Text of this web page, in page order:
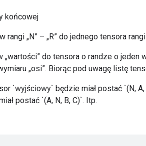
końcowej
„N” – „R” do jednego tensora rangi
„wartości” do tensora o randze o jeden
„osi”. Biorąc pod uwagę listę
`wyjściowy` będzie miał postać `(N,
postać `(A, N, B, C)`. Itp.